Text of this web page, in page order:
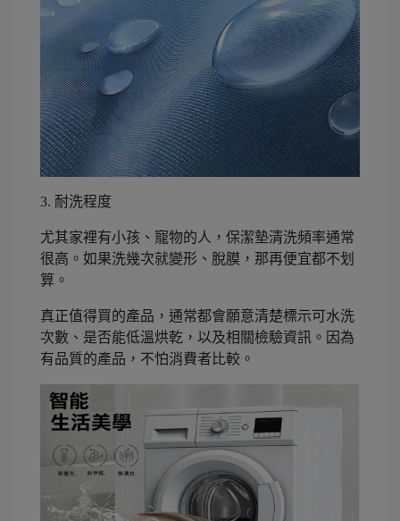
3. 耐洗程度
尤其家裡有小孩、寵物的人，保潔墊清洗頻率通常
很高。如果洗幾次就變形、脫膜，那再便宜都不划
算。
真正值得買的產品，通常都會願意清楚標示可水洗
次數、是否能低溫烘乾，以及相關檢驗資訊。因為
有品質的產品，不怕消費者比較。